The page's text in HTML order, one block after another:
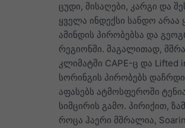
ცუდი, მისაღები, კარგი და
ყველა ინდექსი სანდო არაა
ამინდის პირობებსა და
რეგიონში. მაგალითად,
კლიმატში CAPE-ც და Lifted
სორინგის პირობებს
აფასებს ატმოსფეროში
სიმცირის გამო. პირიქით,
როცა ჰაერი მშრალია,